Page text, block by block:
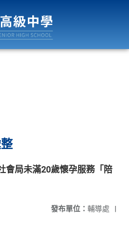
會局未滿20歲懷孕服務「陪
發布單位： 輔導處 |